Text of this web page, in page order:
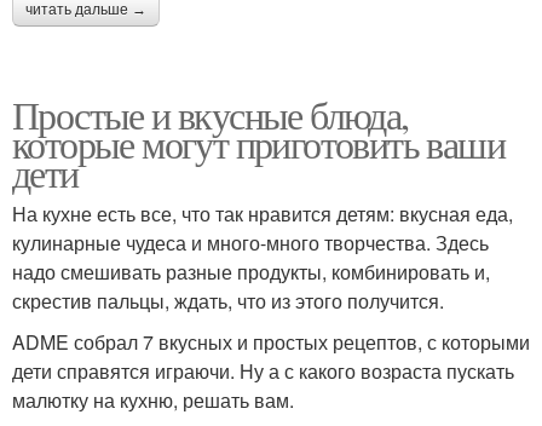
читать дальше →
Простые и вкусные блюда,
которые могут приготовить ваши
дети
На кухне есть все, что так нравится детям: вкусная еда,
кулинарные чудеса и много-много творчества. Здесь
надо смешивать разные продукты, комбинировать и,
скрестив пальцы, ждать, что из этого получится.
ADME собрал 7 вкусных и простых рецептов, с которыми
дети справятся играючи. Ну а с какого возраста пускать
малютку на кухню, решать вам.